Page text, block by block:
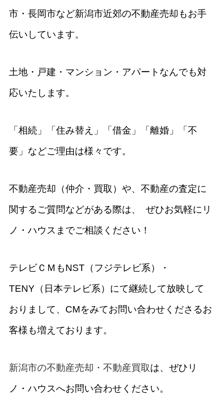
市・長岡市など新潟市近郊の不動産売却もお手
伝いしています。
土地・戸建・マンション・アパートなんでも対
応いたします。
「相続」「住み替え」「借金」「離婚」「不
要」などご理由は様々です。
不動産売却（仲介・買取）や、不動産の査定に
関するご質問などがある際は、 ぜひお気軽にリ
ノ・ハウスまでご相談ください！
テレビＣＭもNST（フジテレビ系）・
TENY（日本テレビ系）にて継続して放映して
おりまして、CMをみてお問い合わせくださるお
客様も増えております。
新潟市の不動産売却・不動産買取は、ぜひリ
ノ・ハウスへお問い合わせください。